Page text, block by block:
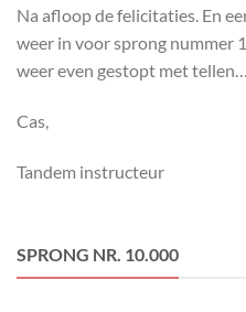
Na afloop de felicitaties. En
weer in voor sprong nummer
weer even gestopt met
Cas,
Tandem instructeur
SPRONG NR. 10.000